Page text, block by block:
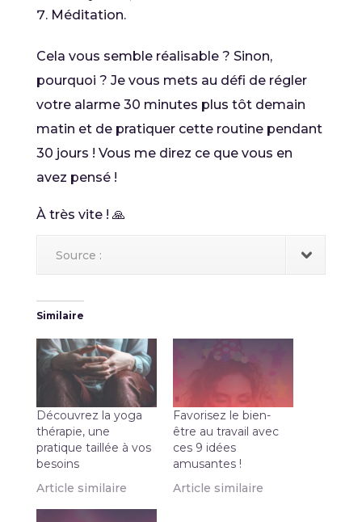
Méditation.
Cela vous semble réalisable ? Sinon,
pourquoi ? Je vous mets au défi de régler
votre alarme 30 minutes plus tôt demain
matin et de pratiquer cette routine pendant
30 jours ! Vous me direz ce que vous en
avez pensé !
À très vite ! 🙏
Source :
Similaire
Découvrez la yoga
thérapie, une
pratique taillée à vos
besoins
Article similaire
Favorisez le bien-
être au travail avec
ces 9 idées
amusantes !
Article similaire